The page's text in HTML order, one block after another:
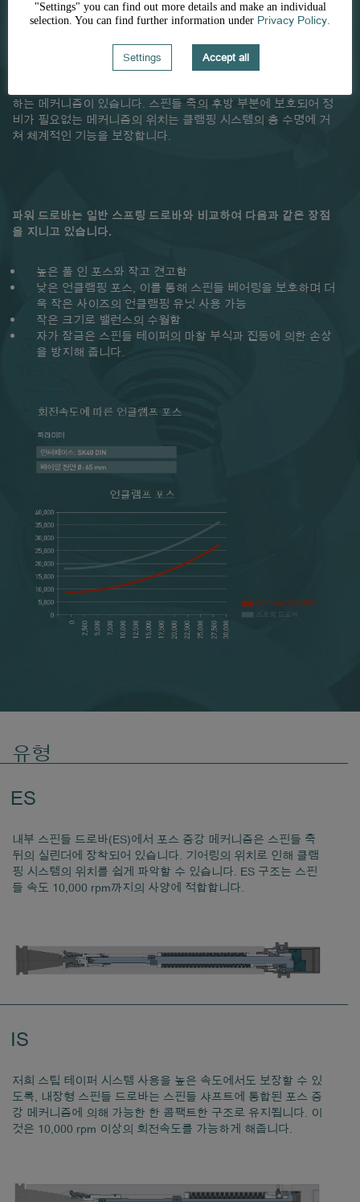
하는 메커니즘이 있습니다. 스핀들 축의 후방 부분에 보호되어 정
비가 필요없는 메커니즘의 위치는 클램핑 시스템의 총 수명에 거
쳐 체계적인 기능을 보장합니다.
파워 드로바는 일반 스프링 드로바와 비교하여 다음과 같은 장점
을 지니고 있습니다.
높은 풀 인 포스와 작고 견고함
낮은 언클램핑 포스, 이를 통해 스핀들 베어링을 보호하며 더
욱 작은 사이즈의 언클램핑 유닛 사용 가능
작은 크기로 밸런스의 수월함
자가 잠금은 스핀들 테이퍼의 마찰 부식과 진동에 의한 손상
을 방지해 줍니다.
유형
ES
내부 스핀들 드로바(ES)에서 포스 증강 메커니즘은 스핀들 축
뒤의 실린더에 장착되어 있습니다. 기어링의 위치로 인해 클램
핑 시스템의 위치를 쉽게 파악할 수 있습니다. ES 구조는 스핀
들 속도 10,000 rpm까지의 사양에 적합합니다.
IS
저희 스팁 테이퍼 시스템 사용을 높은 속도에서도 보장할 수 있
도록, 내장형 스핀들 드로바는 스핀들 샤프트에 통합된 포스 증
강 메커니즘에 의해 가능한 한 콤팩트한 구조로 유지됩니다. 이
것은 10,000 rpm 이상의 회전속도를 가능하게 해줍니다.
"Settings" you can find out more details and make an individual
selection. You can find further information under Privacy Policy.
Settings Accept all